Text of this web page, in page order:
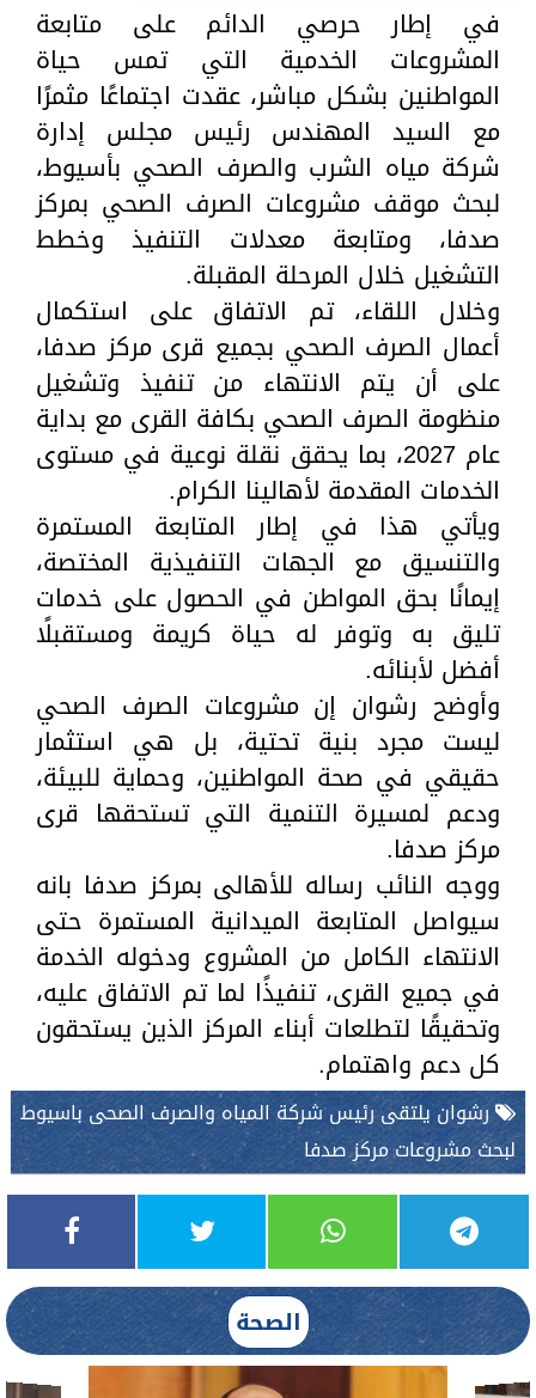
في إطار حرصي الدائم على متابعة
المشروعات الخدمية التي تمس حياة
المواطنين بشكل مباشر، عقدت اجتماعًا مثمرًا
مع السيد المهندس رئيس مجلس إدارة
شركة مياه الشرب والصرف الصحي بأسيوط،
لبحث موقف مشروعات الصرف الصحي بمركز
صدفا، ومتابعة معدلات التنفيذ وخطط
التشغيل خلال المرحلة المقبلة.
وخلال اللقاء، تم الاتفاق على استكمال
أعمال الصرف الصحي بجميع قرى مركز صدفا،
على أن يتم الانتهاء من تنفيذ وتشغيل
منظومة الصرف الصحي بكافة القرى مع بداية
عام 2027، بما يحقق نقلة نوعية في مستوى
الخدمات المقدمة لأهالينا الكرام.
ويأتي هذا في إطار المتابعة المستمرة
والتنسيق مع الجهات التنفيذية المختصة،
إيمانًا بحق المواطن في الحصول على خدمات
تليق به وتوفر له حياة كريمة ومستقبلًا
أفضل لأبنائه.
وأوضح رشوان إن مشروعات الصرف الصحي
ليست مجرد بنية تحتية، بل هي استثمار
حقيقي في صحة المواطنين، وحماية للبيئة،
ودعم لمسيرة التنمية التي تستحقها قرى
مركز صدفا.
ووجه النائب رساله للأهالى بمركز صدفا بانه
سيواصل المتابعة الميدانية المستمرة حتى
الانتهاء الكامل من المشروع ودخوله الخدمة
في جميع القرى، تنفيذًا لما تم الاتفاق عليه،
وتحقيقًا لتطلعات أبناء المركز الذين يستحقون
كل دعم واهتمام.
رشوان يلتقى رئيس شركة المياه والصرف الصحى باسيوط
لبحث مشروعات مركز صدفا
الصحة